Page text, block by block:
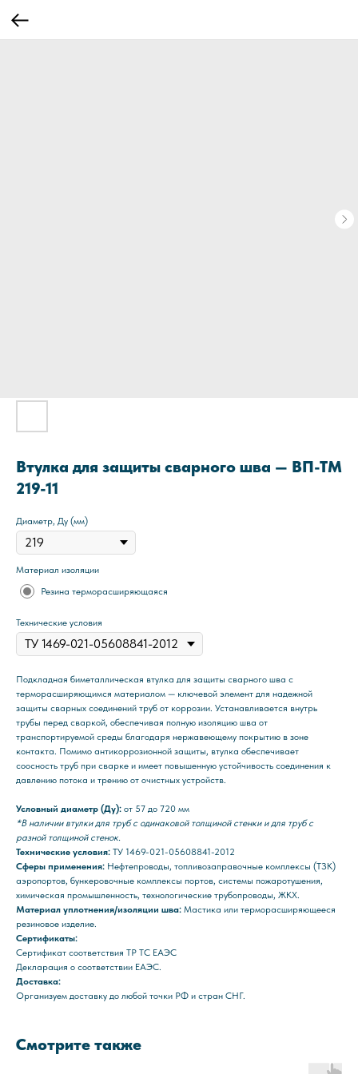
Втулка для защиты сварного шва — ВП-ТМ
219-11
Диаметр, Ду (мм)
Материал изоляции
Резина терморасширяющаяся
Технические условия
Подкладная биметаллическая втулка для защиты сварного шва с
терморасширяющимся материалом — ключевой элемент для надежной
защиты сварных соединений труб от коррозии. Устанавливается внутрь
трубы перед сваркой, обеспечивая полную изоляцию шва от
транспортируемой среды благодаря нержавеющему покрытию в зоне
контакта. Помимо антикоррозионной защиты, втулка обеспечивает
соосность труб при сварке и имеет повышенную устойчивость соединения к
давлению потока и трению от очистных устройств.
Условный диаметр (Ду): от 57 до 720 мм
*В наличии втулки для труб с одинаковой толщиной стенки и для труб с
разной толщиной стенок.
Технические условия: ТУ 1469-021-05608841-2012
Сферы применения: Нефтепроводы, топливозаправочные комплексы (ТЗК)
аэропортов, бункеровочные комплексы портов, системы пожаротушения,
химическая промышленность, технологические трубопроводы, ЖКХ.
Материал уплотнения/изоляции шва: Мастика или терморасширяющееся
резиновое изделие.
Сертификаты:
Сертификат соответствия ТР ТС ЕАЭС
Декларация о соответствии ЕАЭС.
Доставка:
Организуем доставку до любой точки РФ и стран СНГ.
Смотрите также